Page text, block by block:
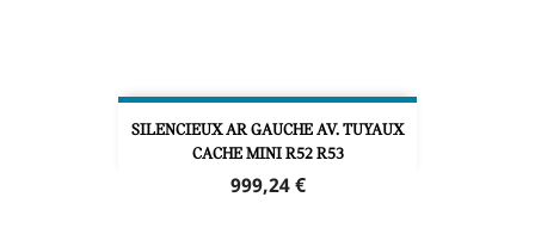
SILENCIEUX AR GAUCHE AV. TUYAUX
CACHE MINI R52 R53
Prix
999,24 €